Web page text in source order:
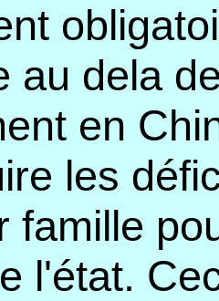
au dela
en
les
famille
l'état.